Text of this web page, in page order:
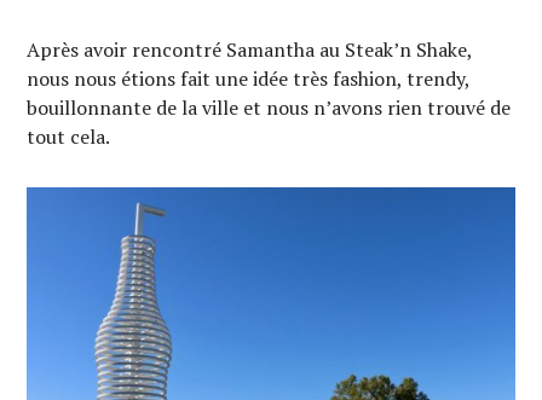
Après avoir rencontré Samantha au Steak’n Shake,
nous nous étions fait une idée très fashion, trendy,
bouillonnante de la ville et nous n’avons rien trouvé de
tout cela.